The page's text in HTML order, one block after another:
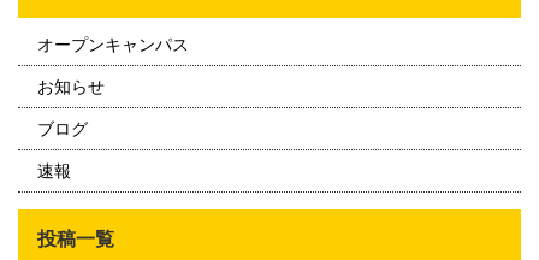
オープンキャンパス
お知らせ
ブログ
速報
投稿一覧